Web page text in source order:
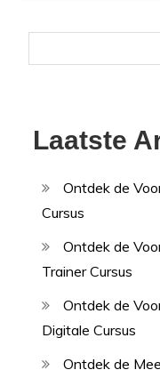
Laatste
Ontdek de
Cursus
Ontdek de
Trainer Cursus
Ontdek de
Digitale Cursus
Ontdek de